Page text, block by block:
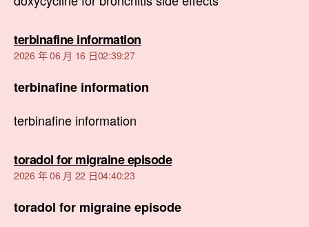
terbinafine information表
示:
2026 年 06 月 16 日02:39:27
terbinafine information
terbinafine information
toradol for migraine episode表
示:
2026 年 06 月 22 日04:40:23
toradol for migraine episode